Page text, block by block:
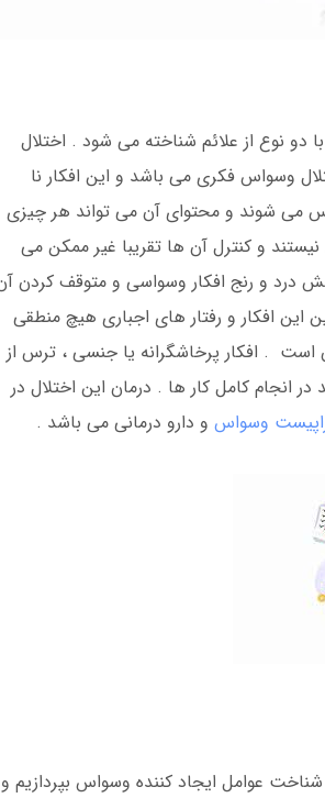
نوع از علائم شناخته می شود . اختلال
وسواس فکری می باشد و این افکار نا
می شوند و محتوای آن می تواند هر چیزی
و کنترل آن ها تقریبا غیر ممکن می
درد و رنج افکار وسواسی و متوقف کردن
این افکار و رفتار های اجباری هیچ منطقی
است . افکار پرخاشگرانه یا جنسی ، ترس از
انجام کامل کار ها . درمان این اختلال در
وسواس و دارو درمانی می باشد .
عوامل ایجاد کننده وسواس بپردازیم و